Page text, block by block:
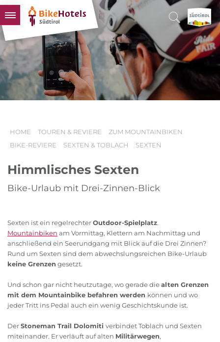
BIKEHOTELS
HOTELS & PAKETE
TOUREN & REVIERE
SÜDTIROL & WIR
HOME TOUREN & REVIERE
ZUM MOUNTAINBIKEN
BIKE-REVIERE
SEXTEN & TOBLACH SEXTEN
Himmlisches Sexten
Bike-Urlaub mit Drei-Zinnen-Blick
Sexten ist ein regelrechterOutdoor-Spielplatz.
Mountainbiken am Vormittag, Klettern am Nachmittag und
anschließend ein Seerundgang mit Blick auf die Drei Zinnen?
Rund um Sexten sind dem abwechslungsreichen Bike-Urlaub
keine Grenzen gesetzt.
Und schon gar nicht heutzutage, wo gerade diealten Grenzen
mit dem Mountainbike befahren werden können und wo
jeder Tritt ins Pedal auch ein wenig Geschichtskunde ist.
DerStoneman Trail Dolomiti verbindet Toblach und Sexten
miteinander. Er verläuft auf alten Militärwegen,